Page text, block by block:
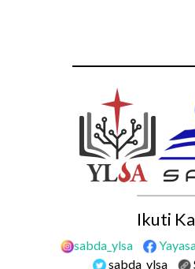
Ikuti
sabda_ylsa
sabda_ylsa